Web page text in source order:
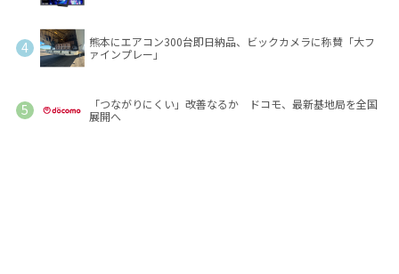
熊本にエアコン300台即日納品、ビックカメラに称賛「大フ
ァインプレー」
「つながりにくい」改善なるか ドコモ、最新基地局を全国
展開へ